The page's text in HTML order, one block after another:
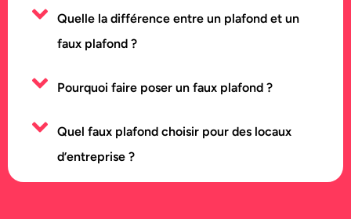
Quelle la différence entre un plafond et un
faux plafond ?
Pourquoi faire poser un faux plafond ?
Quel faux plafond choisir pour des locaux
d’entreprise ?